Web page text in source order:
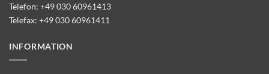
Telefon: +49 030 60961413
Telefax: +49 030 60961411
INFORMATION